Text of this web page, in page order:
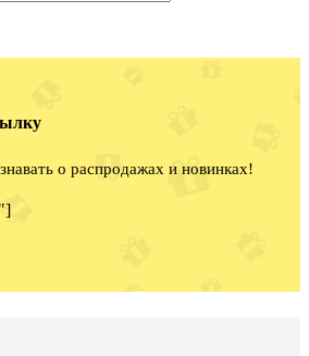
о распродажах и новинках!